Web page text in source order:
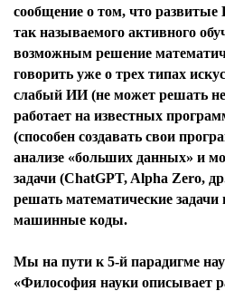
сообщение о том, что
так называемого активного
возможным решение
говорить уже о трех типах
слабый ИИ (не может решать
работает на известных
(способен создавать свои
анализе «больших данных» и
задачи (СhatGPT, Alpha Zero,
решать математические задачи
машинные коды.
Мы на пути к 5-й парадигме
«Философия науки описывает